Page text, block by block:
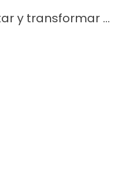
y transformar ...